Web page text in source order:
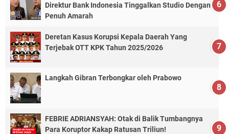
Direktur Bank Indonesia Tinggalkan Studio Dengan
Penuh Amarah
Deretan Kasus Korupsi Kepala Daerah Yang
Terjebak OTT KPK Tahun 2025/2026
Langkah Gibran Terbongkar oleh Prabowo
FEBRIE ADRIANSYAH: Otak di Balik Tumbangnya
Para Koruptor Kakap Ratusan Triliun!